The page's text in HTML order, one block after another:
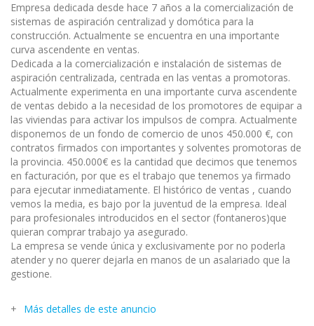
Empresa dedicada desde hace 7 años a la comercialización de
sistemas de aspiración centralizad y domótica para la
construcción. Actualmente se encuentra en una importante
curva ascendente en ventas.
Dedicada a la comercialización e instalación de sistemas de
aspiración centralizada, centrada en las ventas a promotoras.
Actualmente experimenta en una importante curva ascendente
de ventas debido a la necesidad de los promotores de equipar a
las viviendas para activar los impulsos de compra. Actualmente
disponemos de un fondo de comercio de unos 450.000 €, con
contratos firmados con importantes y solventes promotoras de
la provincia. 450.000€ es la cantidad que decimos que tenemos
en facturación, por que es el trabajo que tenemos ya firmado
para ejecutar inmediatamente. El histórico de ventas , cuando
vemos la media, es bajo por la juventud de la empresa. Ideal
para profesionales introducidos en el sector (fontaneros)que
quieran comprar trabajo ya asegurado.
La empresa se vende única y exclusivamente por no poderla
atender y no querer dejarla en manos de un asalariado que la
gestione.
Más detalles de este anuncio